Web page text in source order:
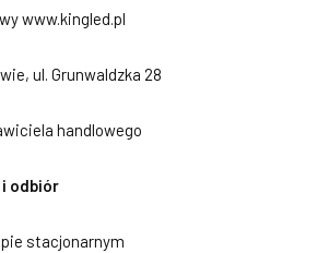
www.kingled.pl
ul. Grunwaldzka 28
handlowego
odbiór
stacjonarnym